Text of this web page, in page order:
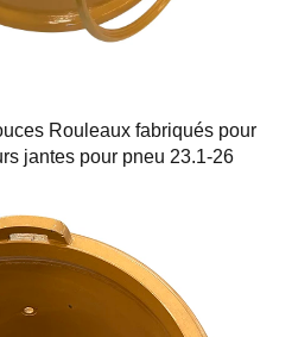
Rouleaux fabriqués pour
jantes pour pneu 23.1-26